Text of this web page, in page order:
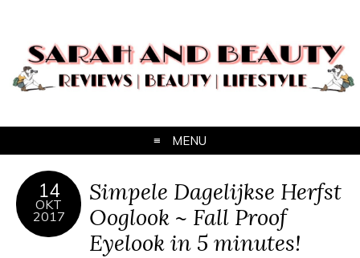
MENU
14
OKT
2017
Simpele Dagelijkse Herfst
Ooglook ~ Fall Proof
Eyelook in 5 minutes!